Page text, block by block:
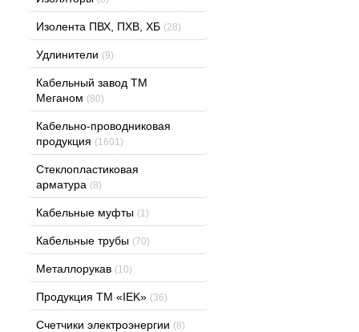
Изолента ПВХ, ПХВ, ХБ (28)
Удлинители (9)
Кабельный завод ТМ
Меганом (80)
Кабельно-проводниковая
продукция (1601)
Стеклопластиковая
арматура (8)
Кабельные муфты (1)
Кабельные трубы (70)
Металлорукав (10)
Продукция ТМ «IEK» (36)
Счетчики электроэнергии (8)